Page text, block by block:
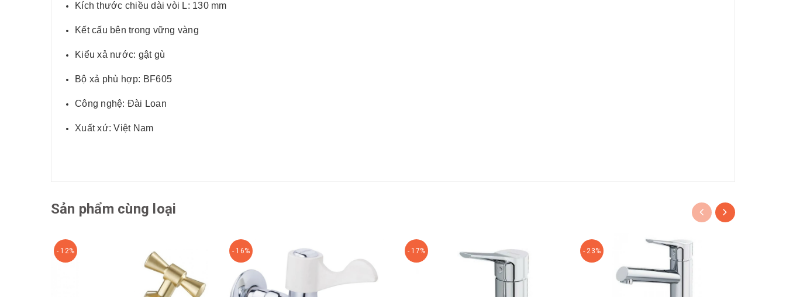
Kích thước chiều dài vòi L: 130 mm
Kết cấu bên trong vững vàng
Kiểu xả nước: gật gù
Bộ xả phù hợp: BF605
Công nghệ: Đài Loan
Xuất xứ: Việt Nam
Sản phẩm cùng loại
- 12% - 16% - 17% - 23%